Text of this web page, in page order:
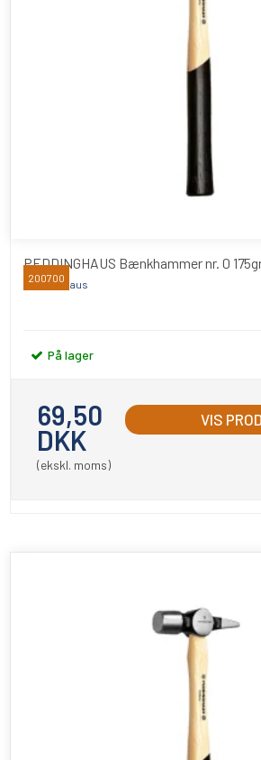
PEDDINGHAUS Bænkhammer nr. 0
Peddinghaus
200700
På lager
69,50
DKK
(ekskl. moms)
VIS